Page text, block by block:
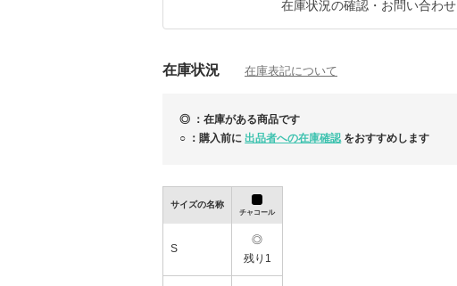
在庫状況の確認・お問い合わせ
在庫状況 在庫表記について
◎ ：在庫がある商品です
○ ：購入前に 出品者への在庫確認 をおすすめします
サイズの名称
チャコール
S
◎
残り1